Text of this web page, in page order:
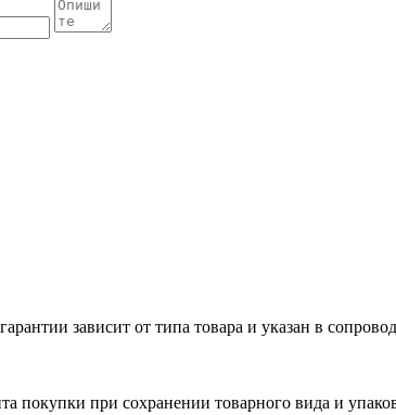
зависит от типа товара и указан в
покупки при сохранении товарного вида и